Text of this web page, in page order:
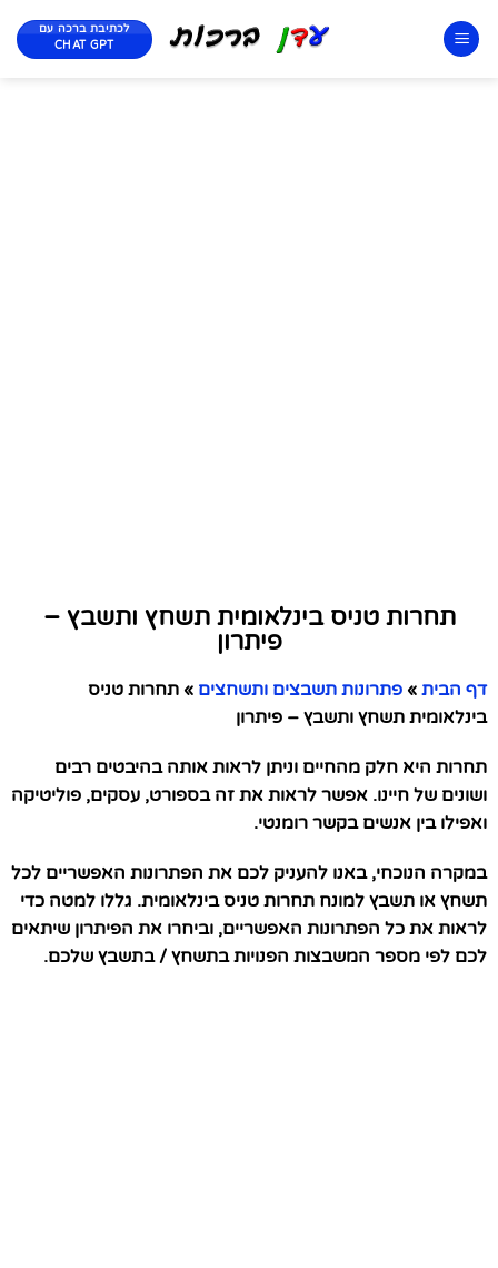
לכתיבת ברכה עם
CHAT GPT
תחרות טניס בינלאומית תשחץ ותשבץ –
פיתרון
דף הבית » פתרונות תשבצים ותשחצים » תחרות טניס
בינלאומית תשחץ ותשבץ – פיתרון
תחרות היא חלק מהחיים וניתן לראות אותה בהיבטים רבים
ושונים של חיינו. אפשר לראות את זה בספורט, עסקים, פוליטיקה
ואפילו בין אנשים בקשר רומנטי.
במקרה הנוכחי, באנו להעניק לכם את הפתרונות האפשריים לכל
תשחץ או תשבץ למונח תחרות טניס בינלאומית. גללו למטה כדי
לראות את כל הפתרונות האפשריים, וביחרו את הפיתרון שיתאים
לכם לפי מספר המשבצות הפנויות בתשחץ / בתשבץ שלכם.